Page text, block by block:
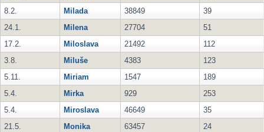
8.2.
Milada 38849
39
24.1.
Milena 27704
51
17.2.
Miloslava 21492
112
3.8.
Miluše 4383
123
5.11.
Miriam 1547
189
5.4.
Mirka 929
253
5.4.
Miroslava 46649
35
21.5.
Monika 63457 24